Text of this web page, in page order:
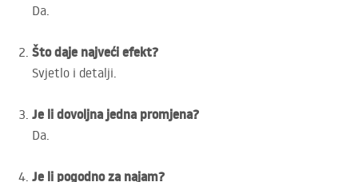
Da.
Što daje najveći efekt?
Svjetlo i detalji.
Je li dovoljna jedna promjena?
Da.
Je li pogodno za najam?